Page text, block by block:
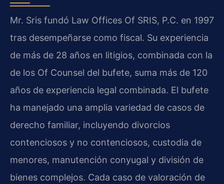
Mr. Sris fundó Law Offices Of SRIS, P.C. en 1997
tras desempeñarse como fiscal. Su experiencia
de más de 28 años en litigios, combinada con la
de los Of Counsel del bufete, suma más de 120
años de experiencia legal combinada. El bufete
ha manejado una amplia variedad de casos de
derecho familiar, incluyendo divorcios
contenciosos y no contenciosos, custodia de
menores, manutención conyugal y división de
bienes complejos. Cada caso de valoración de